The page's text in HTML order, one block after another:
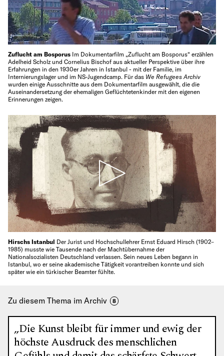
Zuflucht am Bosporus Im Dokumentarfilm „Zuflucht am Bosporus“ erzählen
Adelheid Scholz und Cornelius Bischof aus aktueller Perspektive über ihre
Erfahrungen in den 1930er Jahren in Istanbul - mit der Familie, im
Internierungslager und im NS-Jugendcamp. Für das We Refugees Archiv
wurden einige Ausschnitte aus dem Dokumentarfilm ausgewählt, die die
Auseinandersetzung der ehemaligen Geflüchtetenkinder mit den eigenen
Erinnerungen zeigen.
Hirschs Istanbul Der Jurist und Hochschullehrer Ernst Eduard Hirsch (1902–
1985) musste wie Tausende nach der Machtübernahme der
Nationalsozialisten Deutschland verlassen. Sein neues Leben begann in
Istanbul, wo er seine akademische Tätigkeit vorantreiben konnte und sich
später wie ein türkischer Beamter fühlte.
Zu diesem Thema im Archiv 8
„Die Kunst bleibt für immer und ewig der
höchste Ausdruck des menschlichen